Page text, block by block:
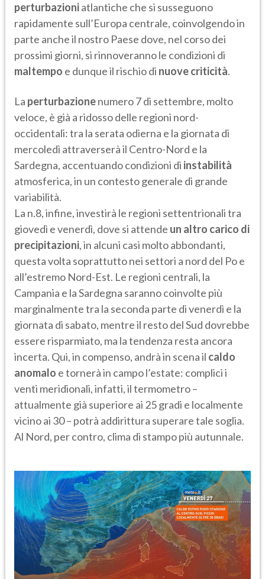
perturbazioniatlantiche che si susseguono
rapidamente sull’Europa centrale, coinvolgendo in
parte anche il nostro Paese dove, nel corso dei
prossimi giorni, si rinnoveranno le condizioni di
maltempo e dunque il rischio di nuove criticità.
La perturbazionenumero 7 di settembre, molto
veloce, è già a ridosso delle regioni nord-
occidentali: tra la serata odierna e la giornata di
mercoledì attraverserà il Centro-Nord e la
Sardegna, accentuando condizioni di instabilità
atmosferica, in un contesto generale di grande
variabilità.
La n.8, infine, investirà le regioni settentrionali tra
giovedì e venerdì, dove si attende un altro carico di
precipitazioni, in alcuni casi molto abbondanti,
questa volta soprattutto nei settori a nord del Po e
all’estremo Nord-Est. Le regioni centrali, la
Campania e la Sardegna saranno coinvolte più
marginalmente tra la seconda parte di venerdì e la
giornata di sabato, mentre il resto del Sud dovrebbe
essere risparmiato, ma la tendenza resta ancora
incerta. Qui, in compenso, andrà in scena il caldo
anomalo e tornerà in campo l’estate: complici i
venti meridionali, infatti, il termometro –
attualmente già superiore ai 25 gradi e localmente
vicino ai 30 – potrà addirittura superare tale soglia.
Al Nord, per contro, clima di stampo più autunnale.